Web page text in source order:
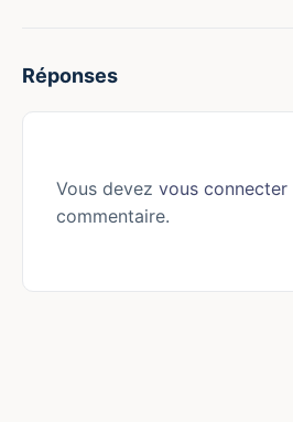
Réponses
Vous devez vous connecter
commentaire.